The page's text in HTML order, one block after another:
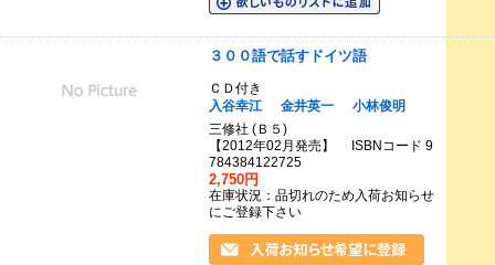
３００語で話すドイツ語
ＣＤ付き
入谷幸江
金井英一
小林俊明
三修社 (Ｂ５)
【2012年02月発売】 ISBNコード 9
784384122725
2,750円
在庫状況：品切れのため入荷お知らせ
にご登録下さい